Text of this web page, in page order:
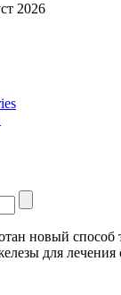
2026
новый способ
для лечения